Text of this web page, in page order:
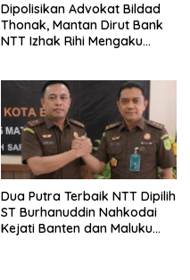
Dipolisikan Advokat Bildad
Thonak, Mantan Dirut Bank
NTT Izhak Rihi Mengaku
Dua Putra Terbaik NTT Dipilih
ST Burhanuddin Nahkodai
Kejati Banten dan Maluku